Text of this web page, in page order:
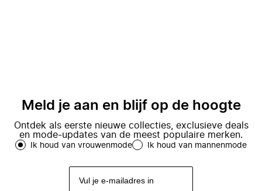
Meld je aan en blijf op de hoogte
Ontdek als eerste nieuwe collecties, exclusieve deals
en mode-updates van de meest populaire merken.
Ik houd van vrouwenmode Ik houd van mannenmode